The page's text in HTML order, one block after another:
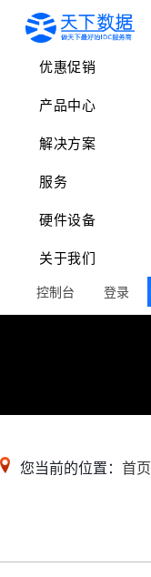
优惠促销
产品中心
解决方案
服务
硬件设备
关于我们
控制台 登录
您当前的位置： 首页